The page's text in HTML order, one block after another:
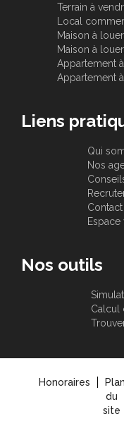
Terrain à
Local
Maison à
Maison à
Appartement
Appartement
Liens
Qui
Nos
Contact
Nos outils
Calcul
Honoraires
Plan
du
site